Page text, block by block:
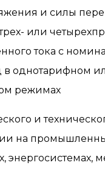
и силы
или
тока с
в однотарифном
режимах
и
на
энергосистемах,